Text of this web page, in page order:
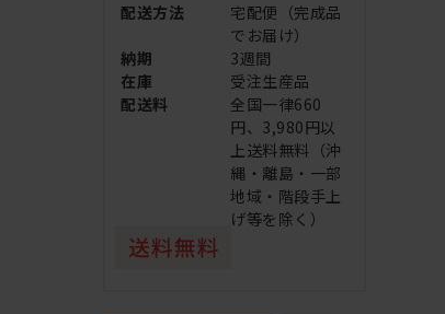
配送方法
宅配便（完成品
でお届け）
納期
3週間
在庫
受注生産品
配送料
全国一律660
円、3,980円以
上送料無料（沖
縄・離島・一部
地域・階段手上
げ等を除く）